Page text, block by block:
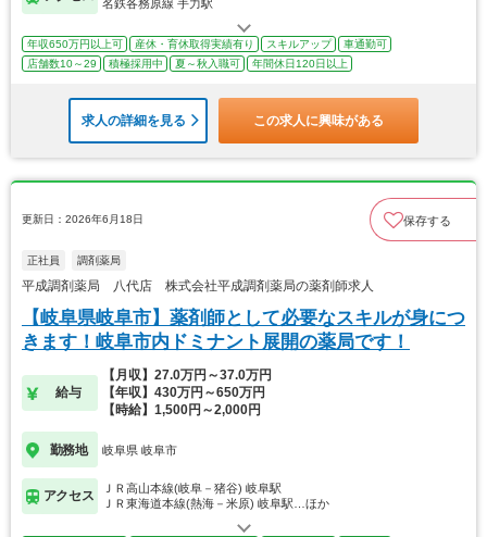
名鉄各務原線 手力駅
年収650万円以上可 産休・育休取得実績有り スキルアップ
車通勤可
店舗数10～29
積極採用中 夏～秋入職可 年間休日120日以上
求人の詳細を見る この求人に興味がある
更新日：2026年6月18日 保存する
正社員 調剤薬局
平成調剤薬局 八代店 株式会社平成調剤薬局の薬剤師求人
【岐阜県岐阜市】薬剤師として必要なスキルが身につ
きます！岐阜市内ドミナント展開の薬局です！
給与
【月収】27.0万円～37.0万円
【年収】430万円～650万円
【時給】1,500円～2,000円
勤務地 岐阜県 岐阜市
アクセス
ＪＲ高山本線(岐阜－猪谷) 岐阜駅
ＪＲ東海道本線(熱海－米原) 岐阜駅…ほか